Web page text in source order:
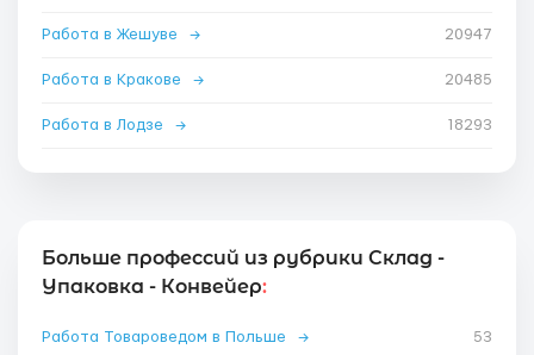
Работа в Жешуве → 20947
Работа в Кракове → 20485
Работа в Лодзе → 18293
Больше профессий из рубрики Склад -
Упаковка - Конвейер:
Работа Товароведом в Польше → 53